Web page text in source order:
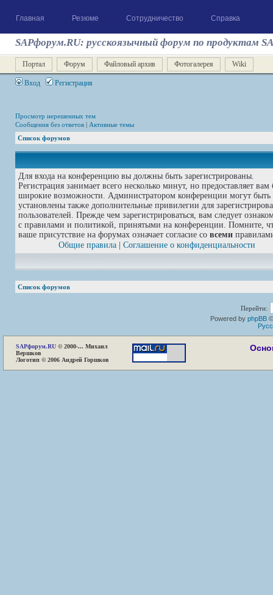
Главная Резюме Сотрудничество Справка
SAPфорум.RU: русскоязычный форум по продуктам
Портал Форум Файловый архив Фотогалерея Wiki
Вход Регистрация
Просмотр нерешенных тем
Сообщения без ответов | Активные темы
Список форумов
Для входа на конференцию вы должны быть зарегистрированы.
Регистрация занимает всего несколько минут, но предоставляет вам
широкие возможности. Администратором конференции могут быть
установлены также дополнительные привилегии для
пользователей. Прежде чем зарегистрироваться, вам следует
с правилами и политикой, принятыми на конференции. Помните,
ваше присутствие на форумах означает согласие со всеми
Общие правила
Соглашение о конфиденциальности
Список форумов
Перейти:
Powered by phpBB
SAPфорум.RU © 2000-... Михаил
Вершков
Логотип © 2006 Андрей Горшков